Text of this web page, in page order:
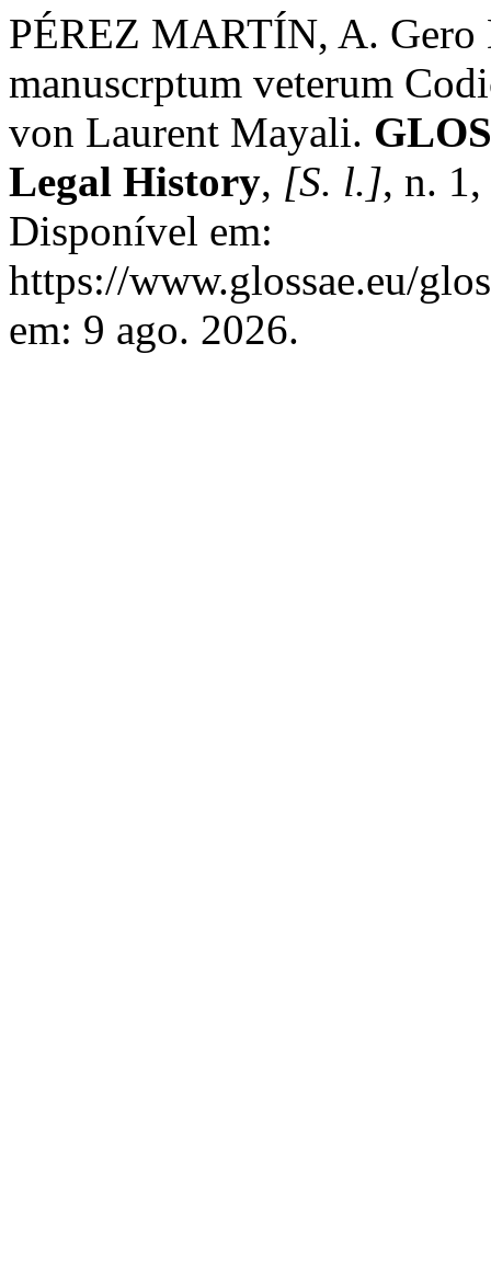
PÉREZ MARTÍN, A. Gero
manuscrptum veterum
von Laurent Mayali.
Legal History, [S. l.], n.
Disponível em:
https://www.glossae.eu/
em: 9 ago. 2026.